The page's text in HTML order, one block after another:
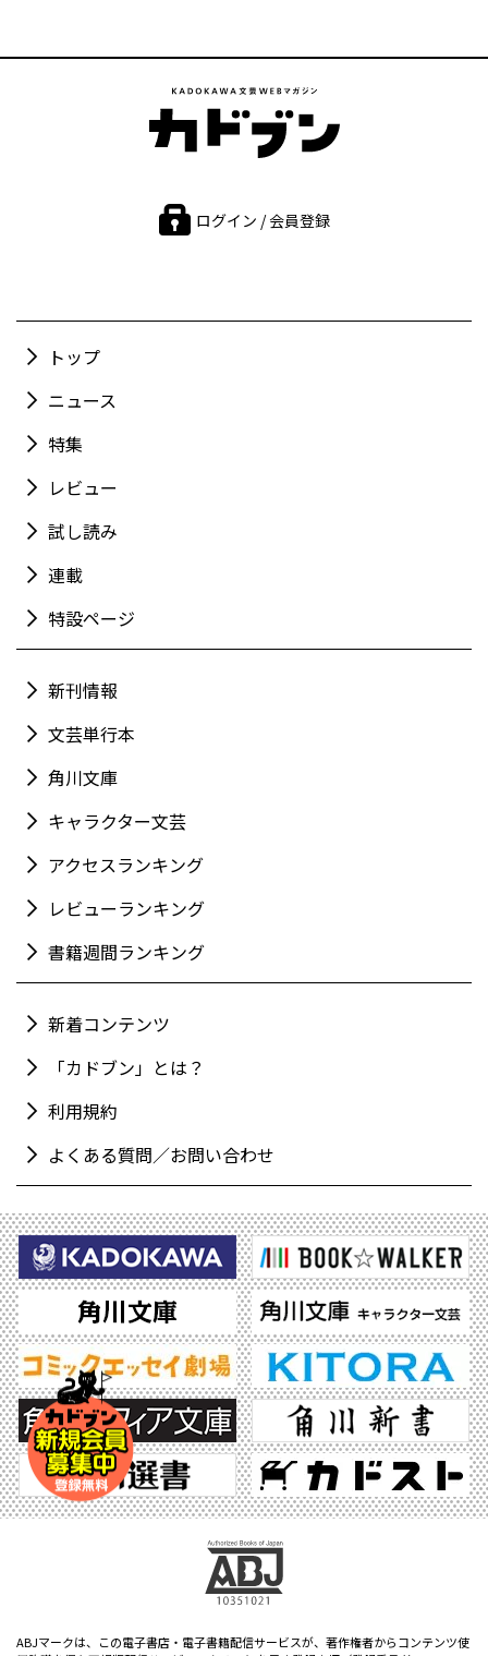
ログイン / 会員登録
トップ
ニュース
特集
レビュー
試し読み
連載
特設ページ
新刊情報
文芸単行本
角川文庫
キャラクター文芸
アクセスランキング
レビューランキング
書籍週間ランキング
新着コンテンツ
「カドブン」とは？
利用規約
よくある質問／お問い合わせ
ABJマークは、この電子書店・電子書籍配信サービスが、著作権者からコンテンツ使